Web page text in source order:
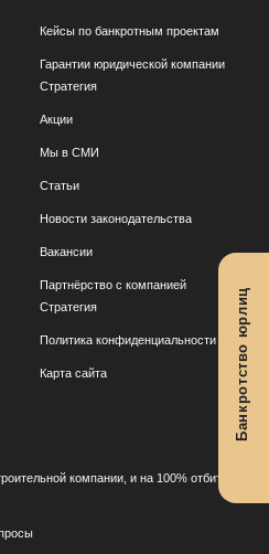
Кейсы по банкротным проектам
Гарантии юридической компании
Стратегия
Акции
Мы в СМИ
Статьи
Новости законодательства
Вакансии
Партнёрство с компанией
Стратегия
Политика конфиденциальности
Карта сайта
компании, и на 100% отбита
Банкротство юрлиц